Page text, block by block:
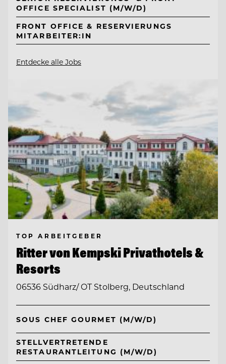
OFFICE SPECIALIST (M/W/D)
FRONT OFFICE & RESERVIERUNGS
MITARBEITER:IN
Entdecke alle Jobs
TOP ARBEITGEBER
Ritter von Kempski Privathotels &
Resorts
06536 Südharz/ OT Stolberg, Deutschland
SOUS CHEF GOURMET (M/W/D)
STELLVERTRETENDE
RESTAURANTLEITUNG (M/W/D)